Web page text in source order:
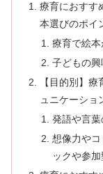
療育におすす
本選びのポイ
療育で絵
子どもの
【目的別】
ュニケーショ
発語や言
想像力や
ックや参